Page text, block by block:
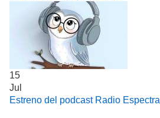
15
Jul
Estreno del podcast Radio Espectral